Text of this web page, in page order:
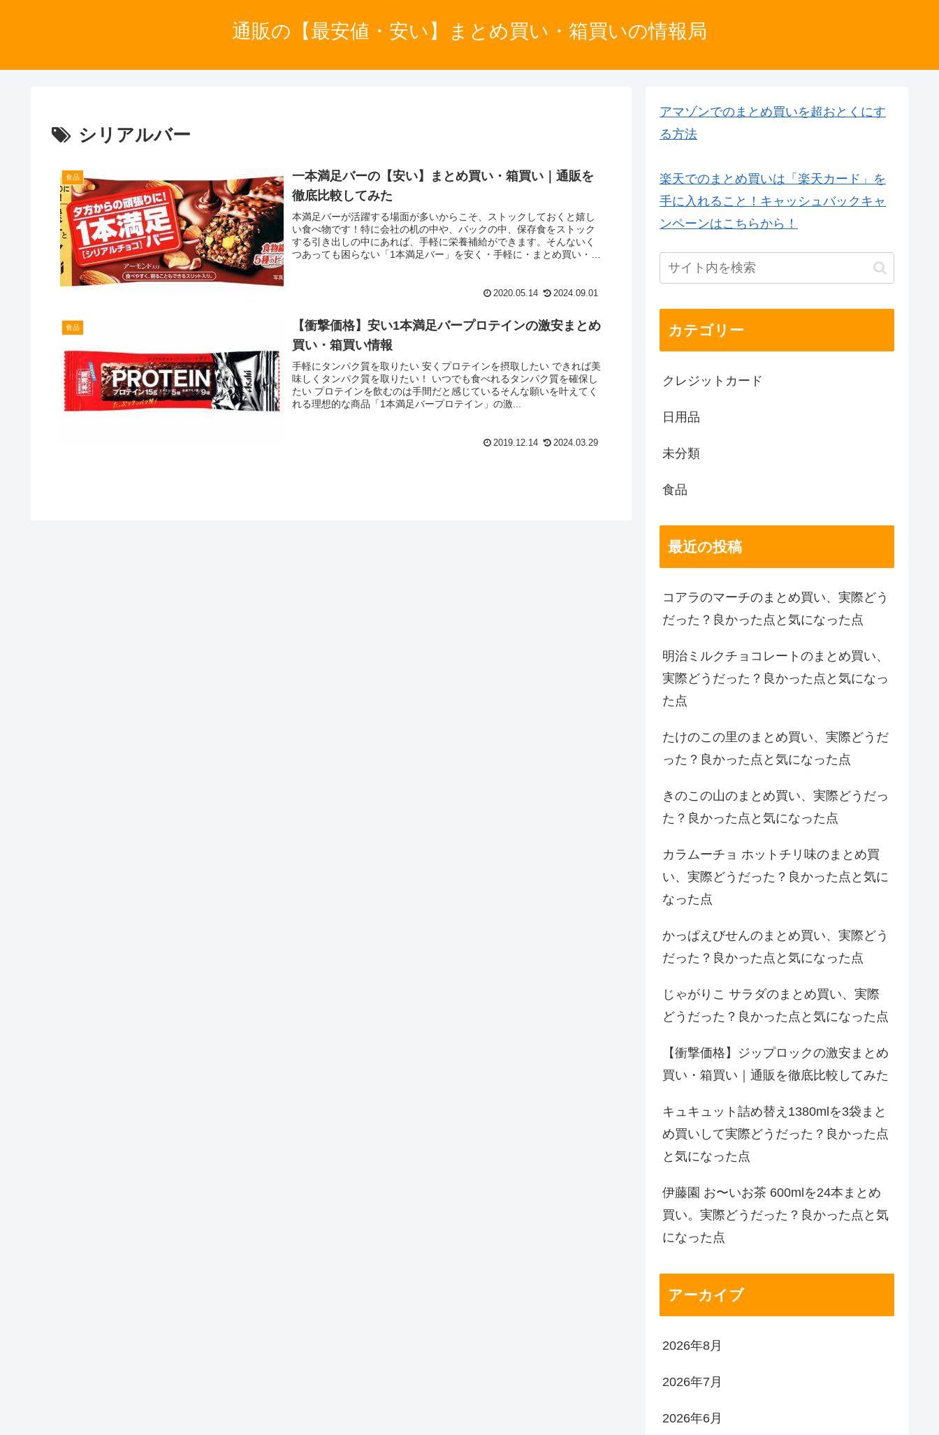
通販の【最安値・安い】まとめ買い・箱買いの情報局
シリアルバー
食品
一本満足バーの【安い】まとめ買い・箱買い｜通販を
徹底比較してみた
本満足バーが活躍する場面が多いからこそ、ストックしておくと嬉し
い食べ物です！特に会社の机の中や、バックの中、保存食をストック
する引き出しの中にあれば、手軽に栄養補給ができます。そんないく
つあっても困らない「1本満足バー」を安く・手軽に・まとめ買い・箱
2020.05.14 2024.09.01
食品
【衝撃価格】安い1本満足バープロテインの激安まとめ
買い・箱買い情報
手軽にタンパク質を取りたい 安くプロテインを摂取したい できれば美
味しくタンパク質を取りたい！ いつでも食べれるタンパク質を確保し
たい プロテインを飲むのは手間だと感じているそんな願いを叶えてく
れる理想的な商品「1本満足バープロテイン」の激...
2019.12.14 2024.03.29
アマゾンでのまとめ買いを超おとくにす
る方法
楽天でのまとめ買いは「楽天カード」を
手に入れること！キャッシュバックキャ
ンペーンはこちらから！
カテゴリー
クレジットカード
日用品
未分類
食品
最近の投稿
コアラのマーチのまとめ買い、実際どう
だった？良かった点と気になった点
明治ミルクチョコレートのまとめ買い、
実際どうだった？良かった点と気になっ
た点
たけのこの里のまとめ買い、実際どうだ
った？良かった点と気になった点
きのこの山のまとめ買い、実際どうだっ
た？良かった点と気になった点
カラムーチョ ホットチリ味のまとめ買
い、実際どうだった？良かった点と気に
なった点
かっぱえびせんのまとめ買い、実際どう
だった？良かった点と気になった点
じゃがりこ サラダのまとめ買い、実際
どうだった？良かった点と気になった点
【衝撃価格】ジップロックの激安まとめ
買い・箱買い｜通販を徹底比較してみた
キュキュット詰め替え1380mlを3袋まと
め買いして実際どうだった？良かった点
と気になった点
伊藤園 お〜いお茶 600mlを24本まとめ
買い。実際どうだった？良かった点と気
になった点
アーカイブ
2026年8月
2026年7月
2026年6月